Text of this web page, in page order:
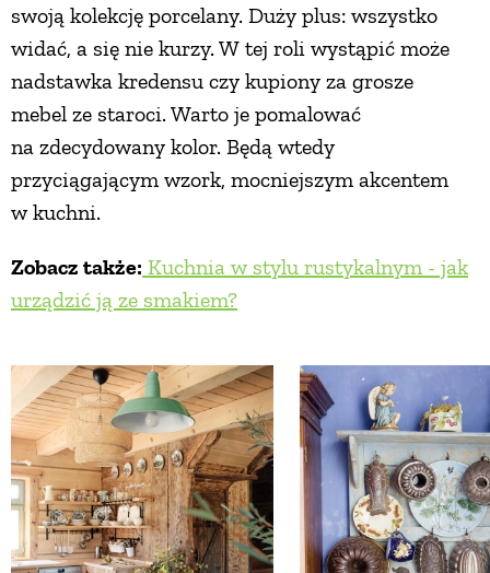
swoją kolekcję porcelany. Duży plus: wszystko
widać, a się nie kurzy. W tej roli wystąpić może
nadstawka kredensu czy kupiony za grosze
mebel ze staroci. Warto je pomalować
na zdecydowany kolor. Będą wtedy
przyciągającym wzork, mocniejszym akcentem
w kuchni.
Zobacz także: Kuchnia w stylu rustykalnym - jak
urządzić ją ze smakiem?